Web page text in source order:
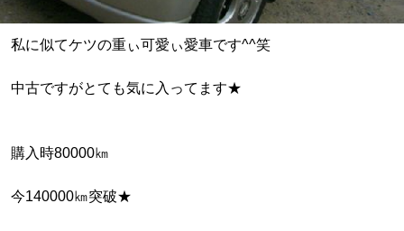
私に似てケツの重ぃ可愛ぃ愛車です^^笑
中古ですがとても気に入ってます★
購入時80000㎞
今140000㎞突破★